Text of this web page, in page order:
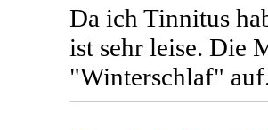
Da ich Tinnitus
ist sehr leise. Die
"Winterschlaf"